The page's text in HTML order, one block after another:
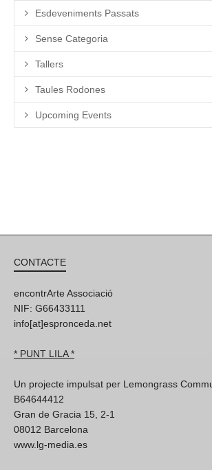
Esdeveniments Passats
Sense Categoria
Tallers
Taules Rodones
Upcoming Events
CONTACTE
encontrArte Associació
NIF: G66433111
info[at]espronceda.net
* PUNT LILA *
Un projecte impulsat per Lemongrass
B64644412
Gran de Gracia 15, 2-1
08012 Barcelona
www.lg-media.es